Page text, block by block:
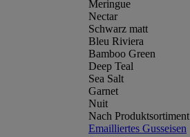
Meringue
Nectar
Schwarz matt
Bleu Riviera
Bamboo Green
Deep Teal
Sea Salt
Garnet
Nuit
Nach Produktsortiment
Emailliertes Gusseisen